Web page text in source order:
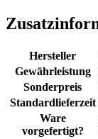
Hersteller
Gewährleistung
Sonderpreis
Standardlieferzeit
Ware
vorgefertigt?